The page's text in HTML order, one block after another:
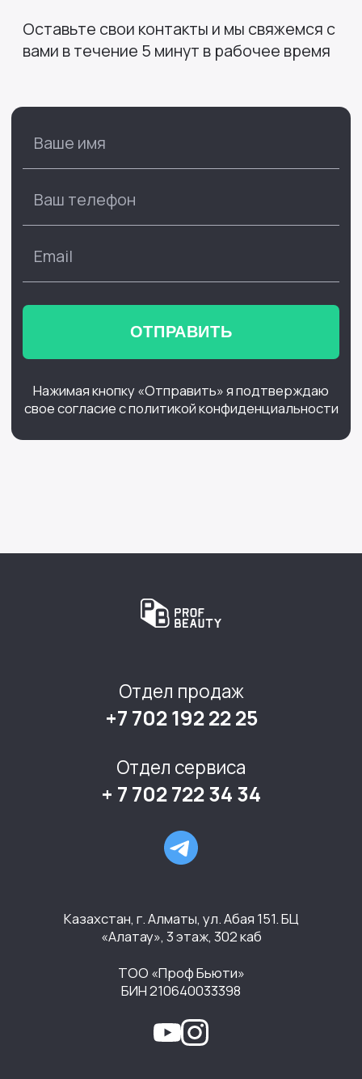
Оставьте свои контакты и мы свяжемся с
вами в течение 5 минут в рабочее время
ОТПРАВИТЬ
Нажимая кнопку «Отправить» я подтверждаю
свое согласие с политикой конфиденциальности
Отдел продаж
+7 702 192 22 25
Отдел сервиса
+ 7 702 722 34 34
Казахстан, г. Алматы, ул. Абая 151. БЦ
«Алатау», 3 этаж, 302 каб
ТОО «Проф Бьюти»
БИН 210640033398